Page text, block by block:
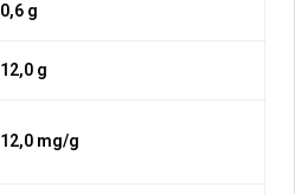
0,6 g
12,0 g
12,0 mg/g